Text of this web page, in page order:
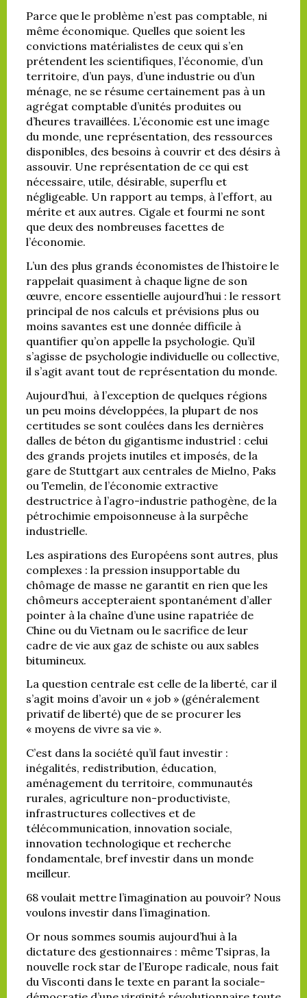
Parce que le problème n’est pas comptable, ni
même économique. Quelles que soient les
convictions matérialistes de ceux qui s’en
prétendent les scientifiques, l’économie, d’un
territoire, d’un pays, d’une industrie ou d’un
ménage, ne se résume certainement pas à un
agrégat comptable d’unités produites ou
d’heures travaillées. L’économie est une image
du monde, une représentation, des ressources
disponibles, des besoins à couvrir et des désirs à
assouvir. Une représentation de ce qui est
nécessaire, utile, désirable, superflu et
négligeable. Un rapport au temps, à l’effort, au
mérite et aux autres. Cigale et fourmi ne sont
que deux des nombreuses facettes de
l’économie.
L’un des plus grands économistes de l’histoire le
rappelait quasiment à chaque ligne de son
œuvre, encore essentielle aujourd’hui : le ressort
principal de nos calculs et prévisions plus ou
moins savantes est une donnée difficile à
quantifier qu’on appelle la psychologie. Qu’il
s’agisse de psychologie individuelle ou collective,
il s’agit avant tout de représentation du monde.
Aujourd’hui, à l’exception de quelques régions
un peu moins développées, la plupart de nos
certitudes se sont coulées dans les dernières
dalles de béton du gigantisme industriel : celui
des grands projets inutiles et imposés, de la
gare de Stuttgart aux centrales de Mielno, Paks
ou Temelin, de l’économie extractive
destructrice à l’agro-industrie pathogène, de la
pétrochimie empoisonneuse à la surpêche
industrielle.
Les aspirations des Européens sont autres, plus
complexes : la pression insupportable du
chômage de masse ne garantit en rien que les
chômeurs accepteraient spontanément d’aller
pointer à la chaîne d’une usine rapatriée de
Chine ou du Vietnam ou le sacrifice de leur
cadre de vie aux gaz de schiste ou aux sables
bitumineux.
La question centrale est celle de la liberté, car il
s’agit moins d’avoir un « job » (généralement
privatif de liberté) que de se procurer les
« moyens de vivre sa vie ».
C’est dans la société qu’il faut investir :
inégalités, redistribution, éducation,
aménagement du territoire, communautés
rurales, agriculture non-productiviste,
infrastructures collectives et de
télécommunication, innovation sociale,
innovation technologique et recherche
fondamentale, bref investir dans un monde
meilleur.
68 voulait mettre l’imagination au pouvoir? Nous
voulons investir dans l’imagination.
Or nous sommes soumis aujourd’hui à la
dictature des gestionnaires : même Tsipras, la
nouvelle rock star de l’Europe radicale, nous fait
du Visconti dans le texte en parant la sociale-